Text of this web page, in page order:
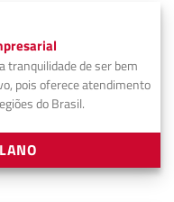
tranquilidade de ser bem
pois oferece atendimento
do Brasil.